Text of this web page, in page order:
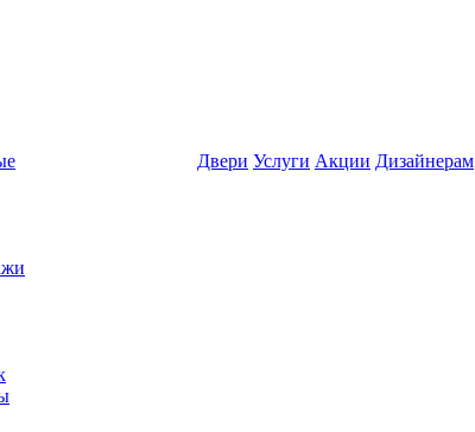
Двери Услуги Акции Дизайнерам